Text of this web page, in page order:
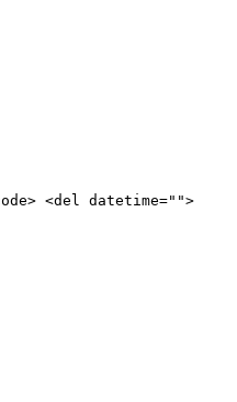
<del datetime="">